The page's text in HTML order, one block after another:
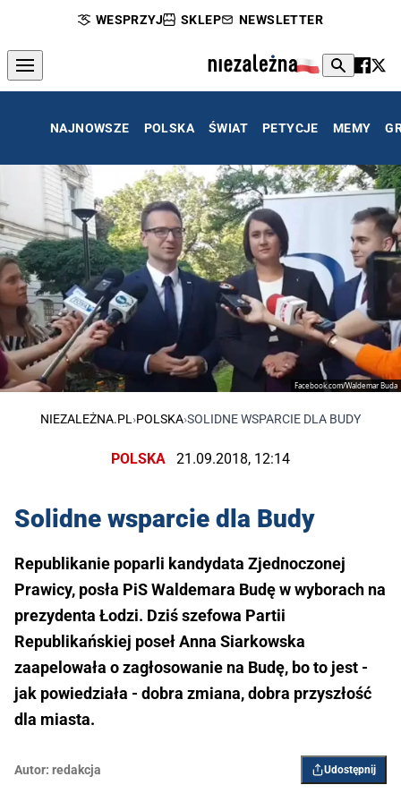
WESPRZYJ SKLEP NEWSLETTER
NAJNOWSZE POLSKA ŚWIAT PETYCJE MEMY
Facebook.com/Waldemar Buda
NIEZALEŻNA.PL ›POLSKA›SOLIDNE WSPARCIE DLA BUDY
POLSKA 21.09.2018, 12:14
Solidne wsparcie dla Budy
Republikanie poparli kandydata Zjednoczonej
Prawicy, posła PiS Waldemara Budę w wyborach na
prezydenta Łodzi. Dziś szefowa Partii
Republikańskiej poseł Anna Siarkowska
zaapelowała o zagłosowanie na Budę, bo to jest -
jak powiedziała - dobra zmiana, dobra przyszłość
dla miasta.
Autor: redakcja Udostępnij